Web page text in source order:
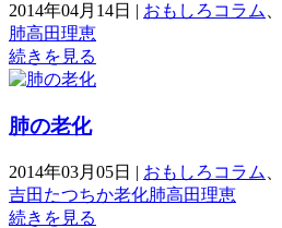
2014年04月14日 | おもしろコラム
肺高田理恵
続きを見る
肺の老化
2014年03月05日 | おもしろコラム
吉田たつちか老化肺高田理恵
続きを見る